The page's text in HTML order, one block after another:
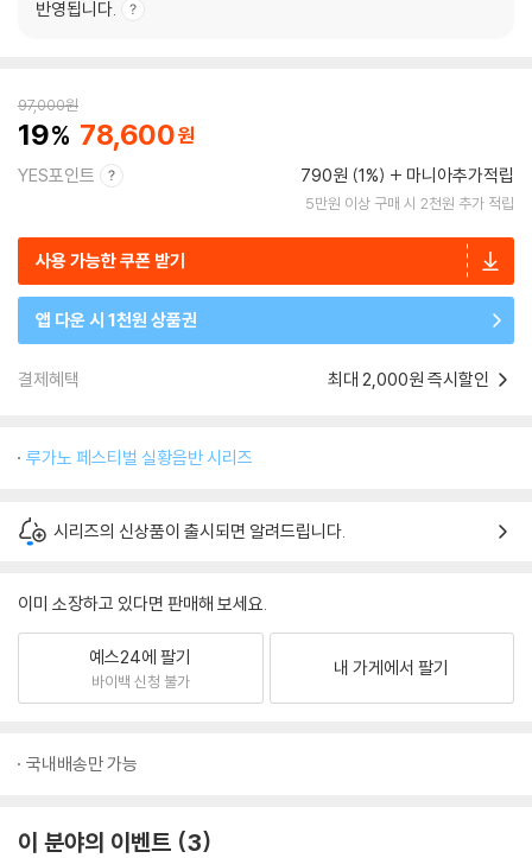
반영됩니다.
97,000원
19 78,600
YES포인트 790원 (1%) 마니아추가적립
5만원 이상 구매 시 2천원 추가 적립
사용 가능한 쿠폰 받기
앱 다운 시 1천원 상품권
결제혜택 최대 2,000원 즉시할인
루가노 페스티벌 실황음반 시리즈
시리즈의 신상품이 출시되면 알려드립니다.
이미 소장하고 있다면 판매해 보세요.
예스24에 팔기
바이백 신청 불가
내 가게에서 팔기
국내배송만 가능
이 분야의 이벤트 3